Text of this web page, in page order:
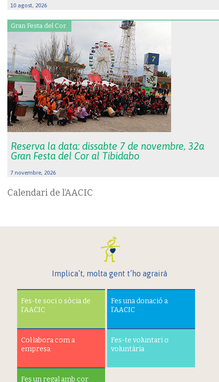
10 agost, 2026
Gran Festa del Cor.
Reserva la data: dissabte 7 de novembre, 32a
Gran Festa del Cor al Tibidabo
7 novembre, 2026
Calendari de l’AACIC
Implica’t, molta gent t’ho agrairà
Fes-te soci o sòcia de
l’AACIC
Fes una donació a
l’AACIC
Col·labora com a
empresa
Fes-te voluntari o
voluntària
Fes un regal amb cor